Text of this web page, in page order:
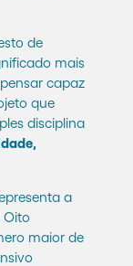
de
mais
capaz
que
disciplina
a
Oito
maior de